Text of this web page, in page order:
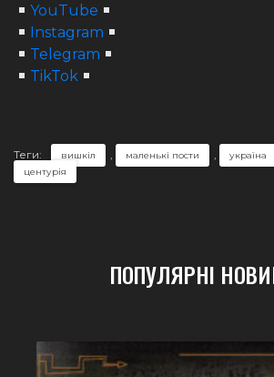
YouTube
Instagram
Telegram
TikTok
Теги: вишкіл , маленькі пости , україна
центурія
ПОПУЛЯРНІ